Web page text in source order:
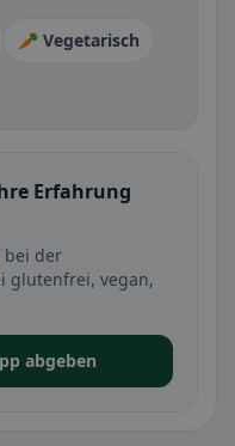
🥕 Vegetarisch
Erfahrung
bei der
glutenfrei, vegan,
abgeben